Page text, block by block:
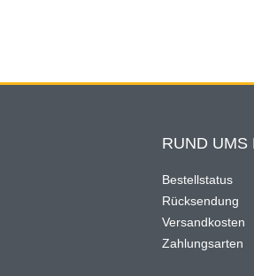
RUND UMS
Bestellstatus
Rücksendung
Versandkosten
Zahlungsarten